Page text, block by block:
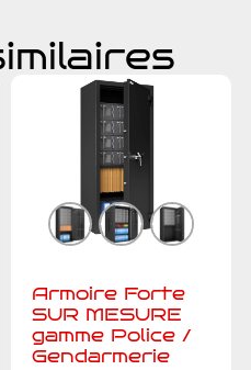
Armoire Forte
SUR MESURE
gamme Police /
Gendarmerie